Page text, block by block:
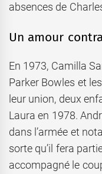
absences de
Un amour
En 1973, Camilla
Parker Bowles et
leur union, deux
Laura en 1978.
dans l’armée et
sorte qu’il fera
accompagné le